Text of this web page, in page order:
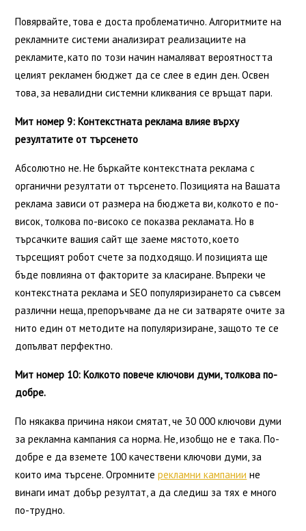
Повярвайте, това е доста проблематично. Алгоритмите на
рекламните системи анализират реализациите на
рекламите, като по този начин намаляват вероятността
целият рекламен бюджет да се слее в един ден. Освен
това, за невалидни системни кликвания се връщат пари.
Мит номер 9: Контекстната реклама влияе върху
резултатите от търсенето
Абсолютно не. Не бъркайте контекстната реклама с
органични резултати от търсенето. Позицията на Вашата
реклама зависи от размера на бюджета ви, колкото е по-
висок, толкова по-високо се показва рекламата. Но в
търсачките вашия сайт ще заеме мястото, което
търсещият робот счете за подходящо. И позицията ще
бъде повлияна от факторите за класиране. Въпреки че
контекстната реклама и SEO популяризирането са съвсем
различни неща, препоръчваме да не си затваряте очите за
нито един от методите на популяризиране, защото те се
допълват перфектно.
Мит номер 10: Колкото повече ключови думи, толкова по-
добре.
По някаква причина някои смятат, че 30 000 ключови думи
за рекламна кампания са норма. Не, изобщо не е така. По-
добре е да вземете 100 качествени ключови думи, за
които има търсене. Огромнитерекламни кампании не
винаги имат добър резултат, а да следиш за тях е много
по-трудно.